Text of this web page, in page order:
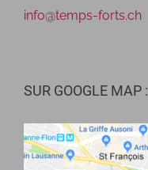
info@temps-forts.ch
SUR GOOGLE MAP :